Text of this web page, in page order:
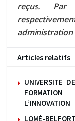
reçus. Par
administration
Articles relatifs
UNIVERSITE
L’INNOVATION
LOMÉ-